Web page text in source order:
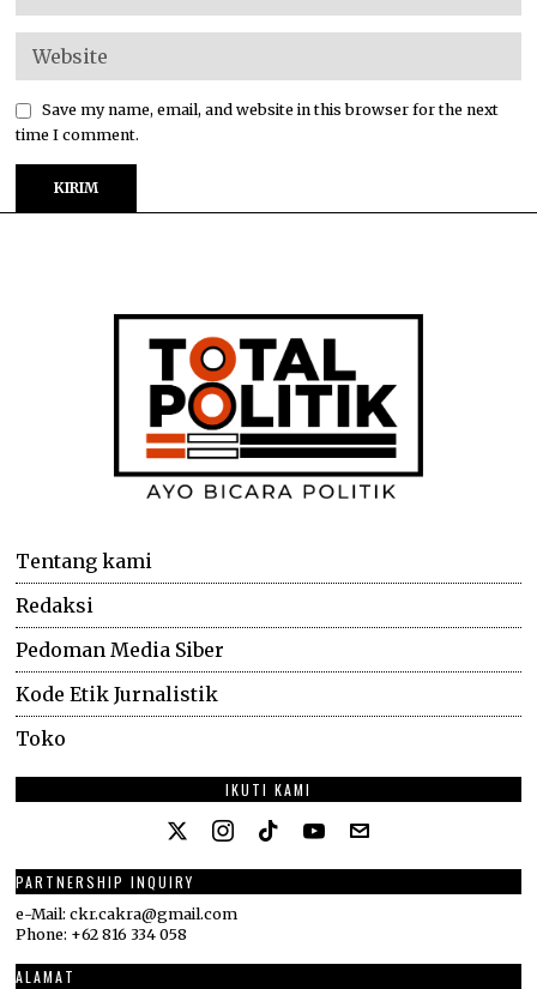
Save my name, email, and website in this browser for the next
time I comment.
Tentang kami
Redaksi
Pedoman Media Siber
Kode Etik Jurnalistik
Toko
IKUTI KAMI
PARTNERSHIP INQUIRY
e-Mail: ckr.cakra@gmail.com
Phone: +62 816 334 058
ALAMAT